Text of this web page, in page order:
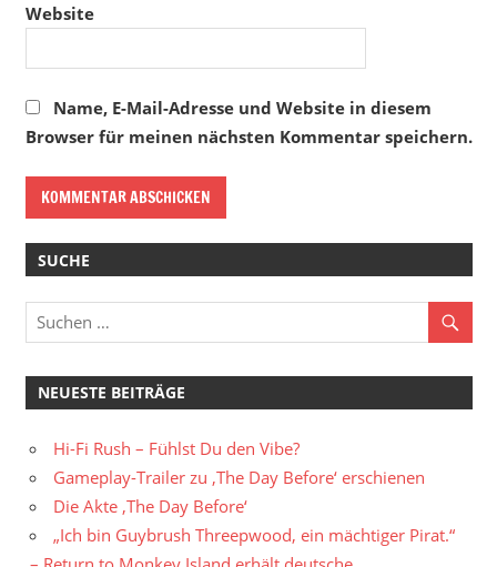
Website
Name, E-Mail-Adresse und Website in diesem
Browser für meinen nächsten Kommentar speichern.
SUCHE
NEUESTE BEITRÄGE
Hi-Fi Rush – Fühlst Du den Vibe?
Gameplay-Trailer zu ‚The Day Before‘ erschienen
Die Akte ‚The Day Before‘
„Ich bin Guybrush Threepwood, ein mächtiger Pirat.“